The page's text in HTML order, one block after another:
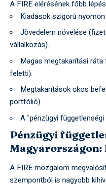
A FIRE elérésének főbb
Kiadások szigorú
Jövedelem növelése
vállalkozás).
Magas megtakarítási ráta
feletti).
Megtakarítások okos
portfólió).
A "pénzügyi
Pénzügyi
Magyarországon:
A FIRE mozgalom
szempontból is nagyobb